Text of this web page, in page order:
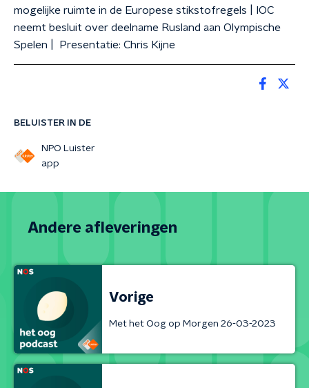
BELUISTER IN DE
NPO Luister
app
mogelijke ruimte in de Europese stikstofregels | IOC
neemt besluit over deelname Rusland aan Olympische
Spelen | Presentatie: Chris Kijne
Andere afleveringen
Vorige
Met het Oog op Morgen 26-03-2023